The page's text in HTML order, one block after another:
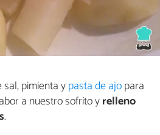
pimienta ypasta de ajopara
a nuestro sofrito yrelleno
.